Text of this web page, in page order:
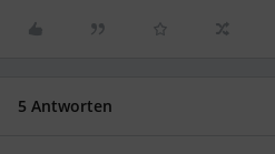
5 Antworten